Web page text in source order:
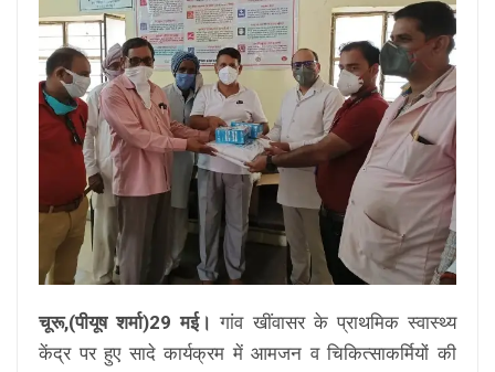
चूरू,(पीयूष शर्मा)29 मई। गांव खींवासर के प्राथमिक स्वास्थ्य
केंद्र पर हुए सादे कार्यक्रम में आमजन व चिकित्साकर्मियों की